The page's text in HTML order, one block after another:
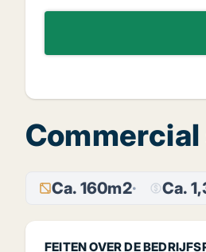
Ca. 160m2 Ca.
FEITEN OVER DE